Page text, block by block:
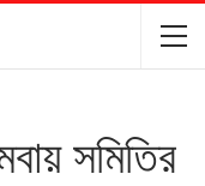
সমিতির